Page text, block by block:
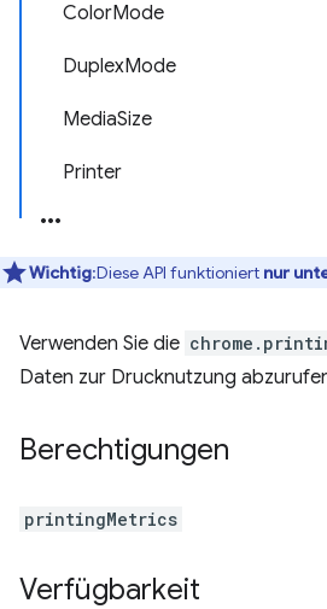
ColorMode
DuplexMode
MediaSize
Printer
Wichtig:Diese API funktioniert nur
Verwenden Sie die
Daten zur Drucknutzung
Berechtigungen
printingMetrics
Verfügbarkeit